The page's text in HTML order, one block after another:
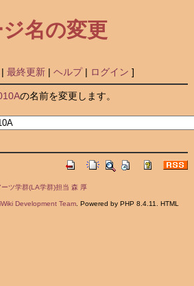
名の変更
最終更新| ヘルプ| ログイン ]
の名前を変更します。
ツ学群(LA学群)担当 森 厚
Development Team. Powered by PHP 8.4.11. HTML